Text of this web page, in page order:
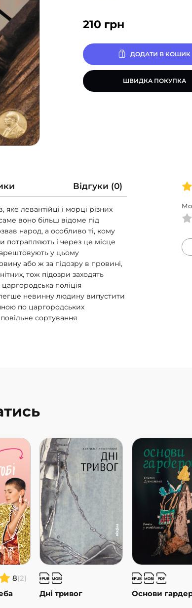
210 грн
ДОДАТИ В КОШИК
ШВИДКА ПОКУПКА
Відгуки (0)
яке левантійці і морці різних
воно більш відоме під
народ, а особливо ті, кому
потрапляють і через це місце
у цьому
або ж за підозру в провині,
тож підозри заходять
поліція
невинну людину випустити
по царгородських
сортування
8(2)
Дні тривог Основи